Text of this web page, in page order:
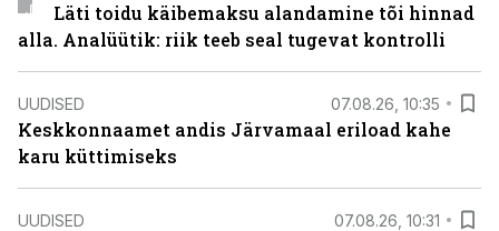
Läti toidu käibemaksu alandamine tõi hinnad
alla. Analüütik: riik teeb seal tugevat kontrolli
UUDISED 07.08.26, 10:35
Keskkonnaamet andis Järvamaal eriload kahe
karu küttimiseks
UUDISED 07.08.26, 10:31